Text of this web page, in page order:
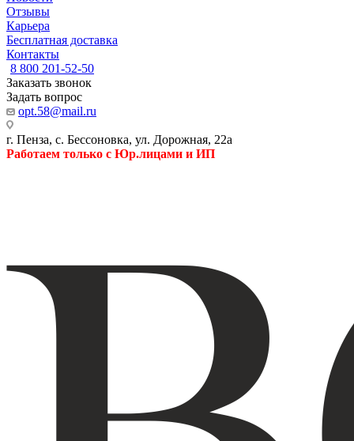
Отзывы
Карьера
Бесплатная доставка
Контакты
8 800 201-52-50
Заказать звонок
Задать вопрос
opt.58@mail.ru
г. Пенза, с. Бессоновка, ул. Дорожная, 22а
Работаем только с Юр.лицами и ИП